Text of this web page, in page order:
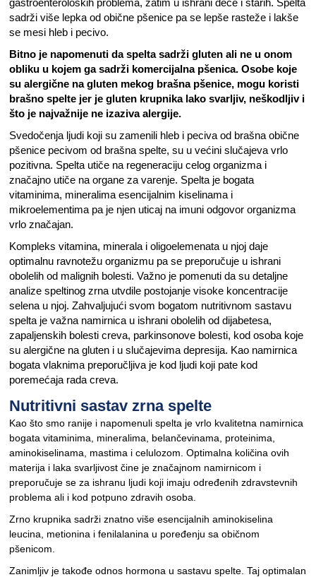
gastroenteroloških problema, zatim u ishrani dece i starih. Spelta
sadrži više lepka od obične pšenice pa se lepše rasteže i lakše
se mesi hleb i pecivo.
Bitno je napomenuti da spelta sadrži gluten ali ne u onom
obliku u kojem ga sadrži komercijalna pšenica. Osobe koje
su alergične na gluten mekog brašna pšenice, mogu koristi
brašno spelte jer je gluten krupnika lako svarljiv, neškodljiv i
što je najvažnije ne izaziva alergije.
Svedočenja ljudi koji su zamenili hleb i peciva od brašna obične
pšenice pecivom od brašna spelte, su u većini slučajeva vrlo
pozitivna. Spelta utiče na regeneraciju celog organizma i
značajno utiče na organe za varenje. Spelta je bogata
vitaminima, mineralima esencijalnim kiselinama i
mikroelementima pa je njen uticaj na imuni odgovor organizma
vrlo značajan.
Kompleks vitamina, minerala i oligoelemenata u njoj daje
optimalnu ravnotežu organizmu pa se preporučuje u ishrani
obolelih od malignih bolesti. Važno je pomenuti da su detaljne
analize speltinog zrna utvdile postojanje visoke koncentracije
selena u njoj. Zahvaljujući svom bogatom nutritivnom sastavu
spelta je važna namirnica u ishrani obolelih od dijabetesa,
zapaljenskih bolesti creva, parkinsonove bolesti, kod osoba koje
su alergične na gluten i u slučajevima depresija. Kao namirnica
bogata vlaknima preporučljiva je kod ljudi koji pate kod
poremećaja rada creva.
Nutritivni sastav zrna spelte
Kao što smo ranije i napomenuli spelta je vrlo kvalitetna namirnica
bogata vitaminima, mineralima, belančevinama, proteinima,
aminokiselinama, mastima i celulozom. Optimalna količina ovih
materija i laka svarljivost čine je značajnom namirnicom i
preporučuje se za ishranu ljudi koji imaju određenih zdravstevnih
problema ali i kod potpuno zdravih osoba.
Zrno krupnika sadrži znatno više esencijalnih aminokiselina
leucina, metionina i fenilalanina u poređenju sa običnom
pšenicom.
Zanimljiv je takođe odnos hormona u sastavu spelte. Taj optimalan